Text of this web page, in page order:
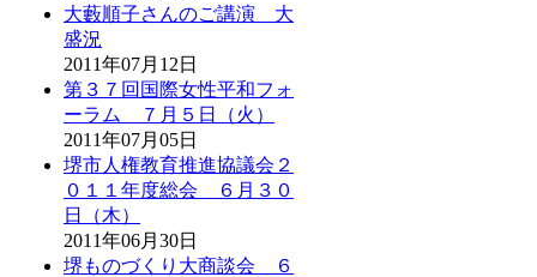
大藪順子さんのご講演 大
盛況
2011年07月12日
第３７回国際女性平和フォ
ーラム ７月５日（火）
2011年07月05日
堺市人権教育推進協議会２
０１１年度総会 ６月３０
日（木）
2011年06月30日
堺ものづくり大商談会 ６